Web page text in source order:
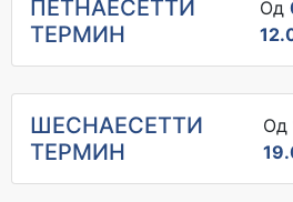
ПЕТНАЕСЕТТИ
ТЕРМИН
Од
ШЕСНАЕСЕТТИ
ТЕРМИН
Од